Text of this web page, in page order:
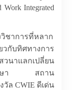
Work Integrated
ชาการที่หลาก
กับทิศทางการ
นาแลกเปลี่ยน
ศึกษา สถาน
วัล CWIE ดีเด่น